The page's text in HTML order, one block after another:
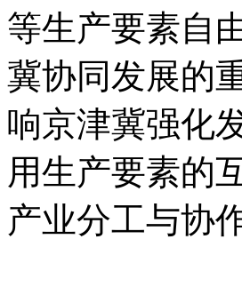
等生产要素自
冀协同发展的
响京津冀强化
用生产要素的
产业分工与协作